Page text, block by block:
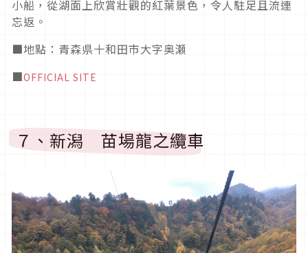
小船，從湖面上欣賞壯觀的紅葉景色，令人駐足且流連
忘返。
■地點：青森県十和田市大字奥瀬
■OFFICIAL SITE
７、新潟 苗場龍之纜車